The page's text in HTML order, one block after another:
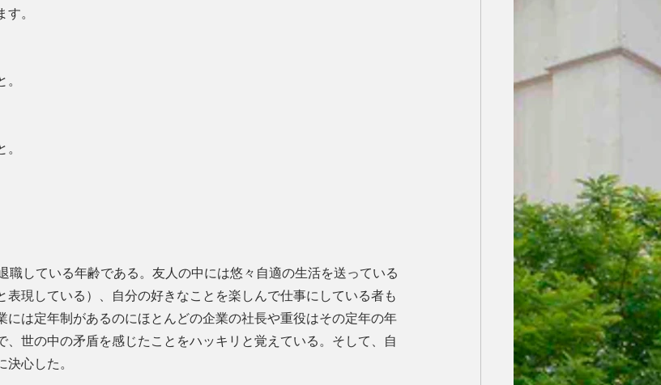
。
職している年齢である。友人の中には悠々自適の生活を送っている
表現している）、自分の好きなことを楽しんで仕事にしている者も
には定年制があるのにほとんどの企業の社長や重役はその定年の年
世の中の矛盾を感じたことをハッキリと覚えている。そして、自
心した。